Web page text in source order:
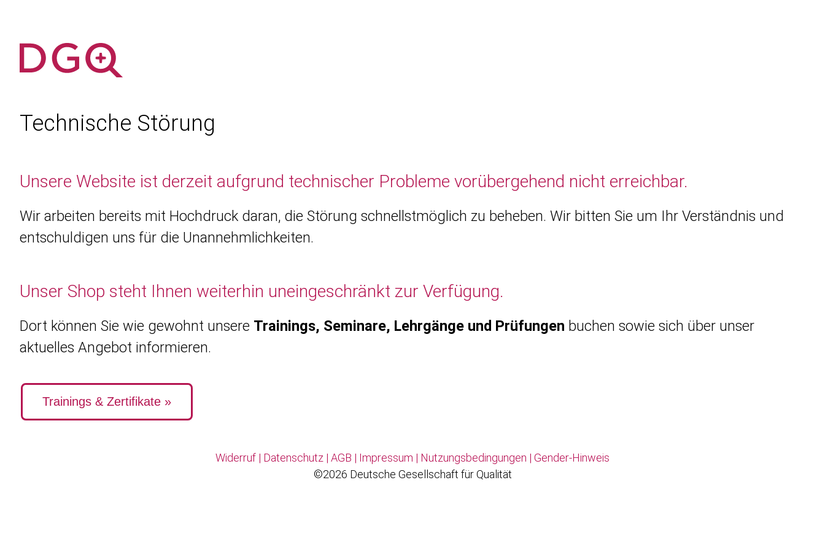
Technische Störung
Unsere Website ist derzeit aufgrund technischer Probleme vorübergehend nicht erreichbar.
Wir arbeiten bereits mit Hochdruck daran, die Störung schnellstmöglich zu beheben. Wir bitten Sie um Ihr Verständnis und
entschuldigen uns für die Unannehmlichkeiten.
Unser Shop steht Ihnen weiterhin uneingeschränkt zur Verfügung.
Dort können Sie wie gewohnt unsere Trainings, Seminare, Lehrgänge und Prüfungen buchen sowie sich über unser
aktuelles Angebot informieren.
Trainings & Zertifikate »
Widerruf | Datenschutz | AGB | Impressum | Nutzungsbedingungen | Gender-Hinweis
©2026 Deutsche Gesellschaft für Qualität